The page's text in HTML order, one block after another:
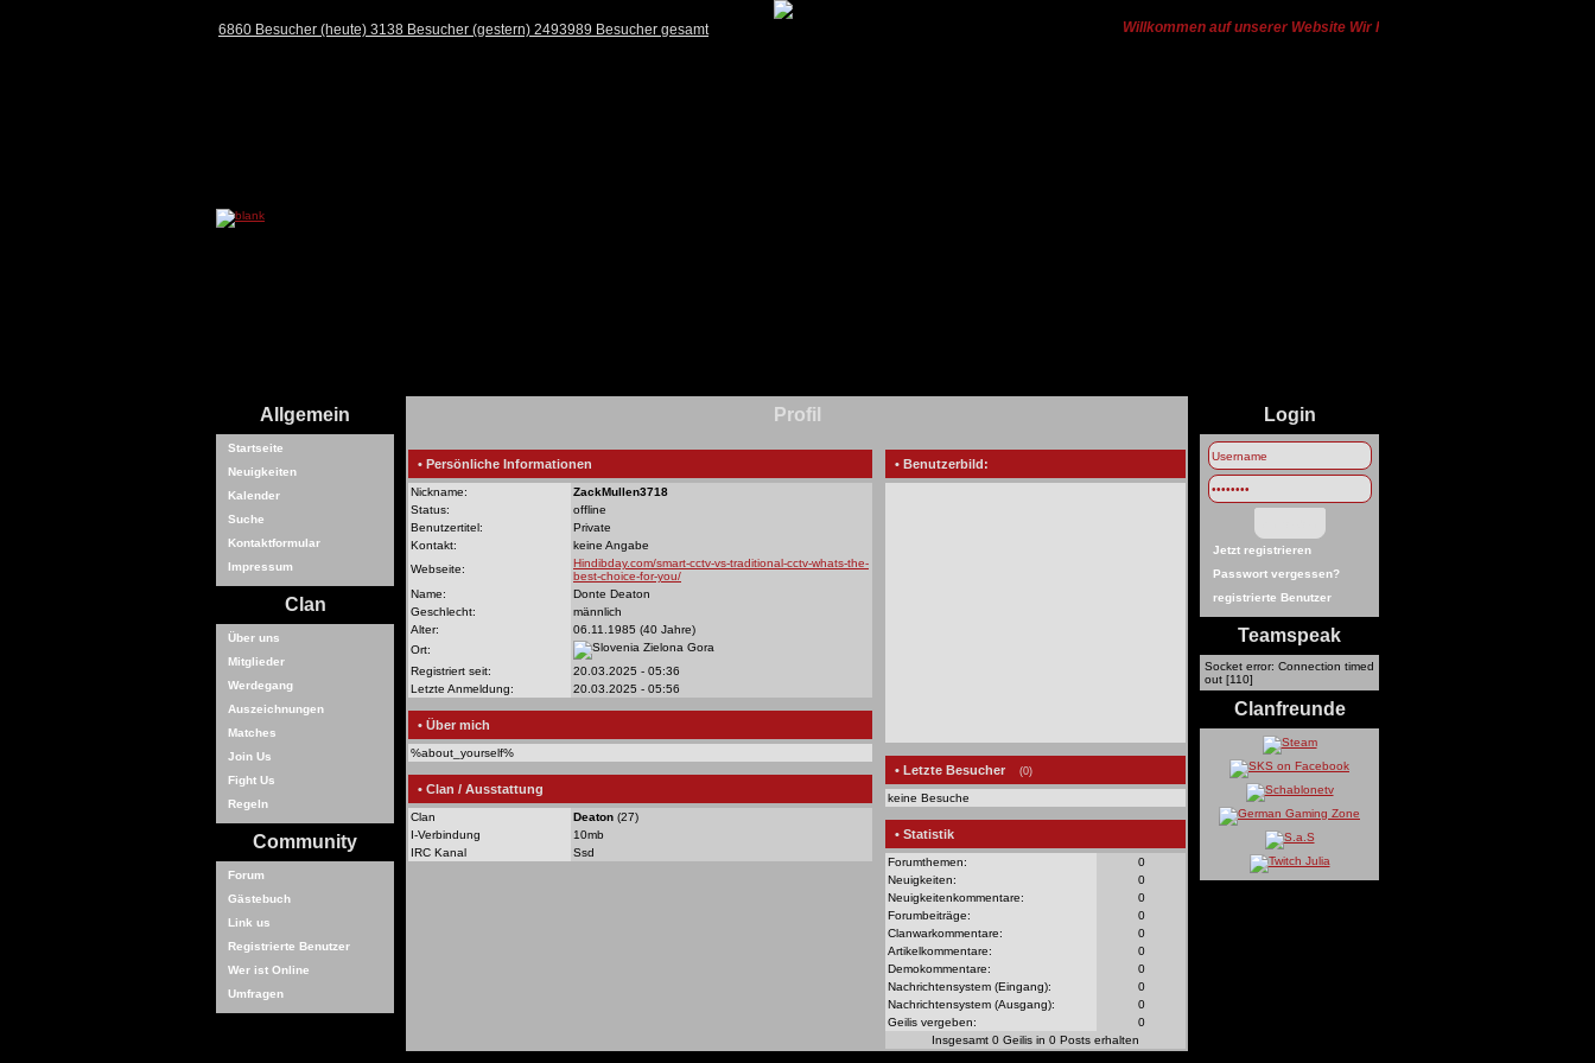
6860 Besucher (heute) 3138 Besucher (gestern) 2493989 Besucher gesamt Willkommen auf unserer Website Wir haben von Ts3 zu Discord
Allgemein
Startseite
Neuigkeiten
Kalender
Suche
Kontaktformular
Impressum
Clan
Über uns
Mitglieder
Werdegang
Auszeichnungen
Matches
Join Us
Fight Us
Regeln
Community
Forum
Gästebuch
Link us
Registrierte Benutzer
Wer ist Online
Umfragen
Profil
• Persönliche Informationen
Nickname:
ZackMullen3718
Status:
offline
Benutzertitel:
Private
Kontakt:
keine Angabe
Webseite:
Hindibday.com/smart-cctv-vs-traditional-cctv-whats-the-
best-choice-for-you/
Name:
Donte Deaton
Geschlecht:
männlich
Alter:
06.11.1985 (40 Jahre)
Ort:
Zielona Gora
Registriert seit:
20.03.2025 - 05:36
Letzte Anmeldung:
20.03.2025 - 05:56
• Über mich
%about_yourself%
• Clan / Ausstattung
Clan Deaton (27)
I-Verbindung
10mb
IRC Kanal
Ssd
• Benutzerbild:
• Letzte Besucher (0)
keine Besuche
• Statistik
Forumthemen:
0
Neuigkeiten:
0
Neuigkeitenkommentare:
0
Forumbeiträge:
0
Clanwarkommentare:
0
Artikelkommentare:
0
Demokommentare:
0
Nachrichtensystem (Eingang):
0
Nachrichtensystem (Ausgang):
0
Geilis vergeben:
0
Insgesamt 0 Geilis in 0 Posts erhalten
Login
Jetzt registrieren
Passwort vergessen?
registrierte Benutzer
Teamspeak
Socket error: Connection timed
out [110]
Clanfreunde